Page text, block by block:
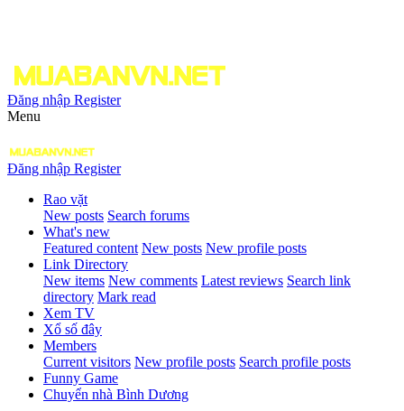
Đăng nhập Register
Menu
Đăng nhập Register
Rao vặt
New posts Search forums
What's new
Featured content New posts New profile posts
Link Directory
New items New comments Latest reviews Search link
directory Mark read
Xem TV
Xổ số đây
Members
Current visitors New profile posts Search profile posts
Funny Game
Chuyển nhà Bình Dương